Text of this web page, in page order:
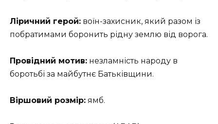
Ліричний герой: воїн-захисник, який разом із
побратимами боронить рідну землю від ворога.
Провідний мотив: незламність народу в
боротьбі за майбутнє Батьківщини.
Віршовий розмір: ямб.